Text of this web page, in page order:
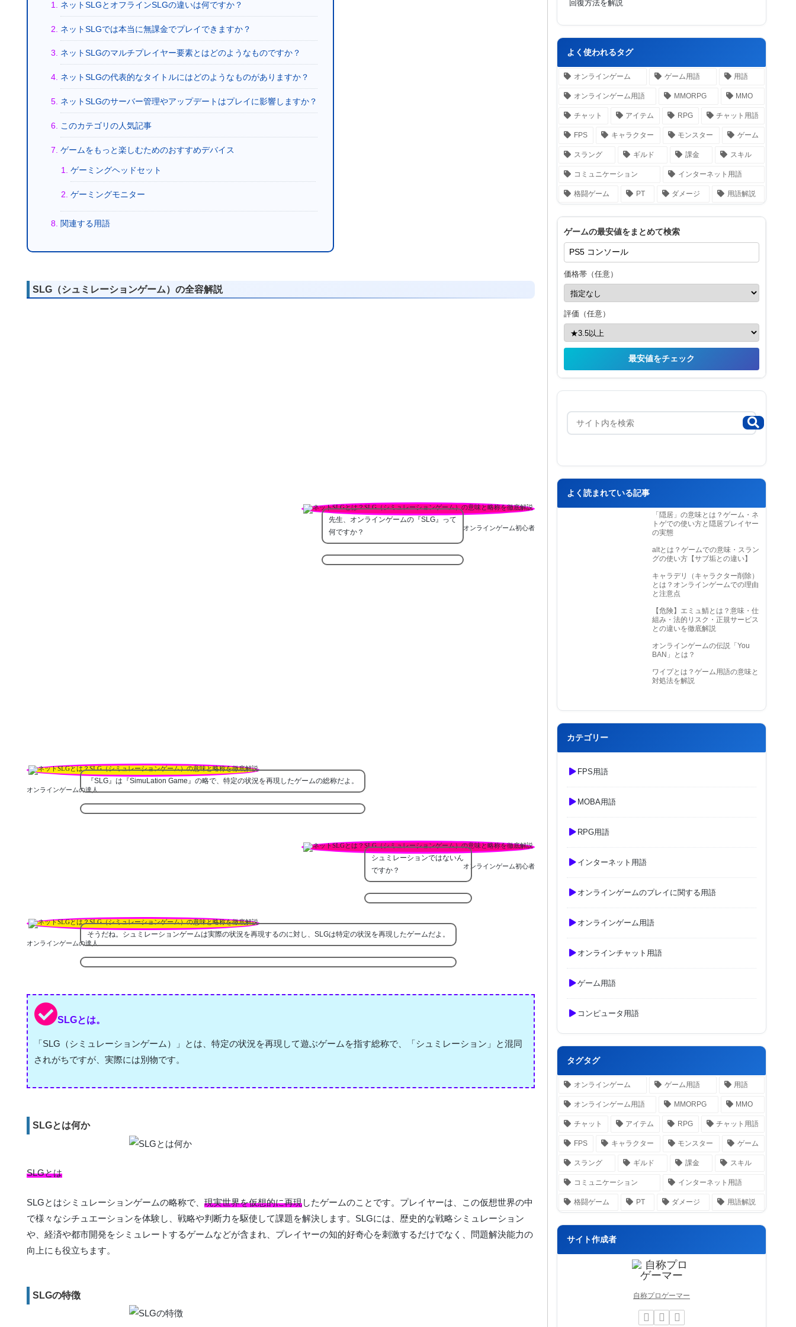
ネットSLGとオフラインSLGの違いは何ですか？
ネットSLGでは本当に無課金でプレイできますか？
ネットSLGのマルチプレイヤー要素とはどのようなものですか？
ネットSLGの代表的なタイトルにはどのようなものがありますか？
ネットSLGのサーバー管理やアップデートはプレイに影響しますか？
このカテゴリの人気記事
ゲームをもっと楽しむためのおすすめデバイス
ゲーミングヘッドセット
ゲーミングモニター
関連する用語
SLG（シュミレーションゲーム）の全容解説
オンラインゲーム初心者
先生、オンラインゲームの『SLG』って
何ですか？
オンラインゲームの達人
『SLG』は『SimuLation Game』の略で、特定の状況を再現したゲームの総称だよ。
オンラインゲーム初心者
シュミレーションではないん
ですか？
オンラインゲームの達人
そうだね。シュミレーションゲームは実際の状況を再現するのに対し、SLGは特定の状況を再現したゲームだよ。
SLGとは。
「SLG（シミュレーションゲーム）」とは、特定の状況を再現して遊ぶゲームを指す総称で、「シュミレーション」と混同
されがちですが、実際には別物です。
SLGとは何か
SLGとは
SLGとはシミュレーションゲームの略称で、 現実世界を仮想的に再現したゲームのことです。プレイヤーは、この仮想世界の中
で様々なシチュエーションを体験し、戦略や判断力を駆使して課題を解決します。SLGには、歴史的な戦略シミュレーション
や、経済や都市開発をシミュレートするゲームなどが含まれ、プレイヤーの知的好奇心を刺激するだけでなく、問題解決能力の
向上にも役立ちます。
SLGの特徴
回復方法を解説
よく使われるタグ
オンラインゲーム ゲーム用語 用語
オンラインゲーム用語 MMORPG MMO
チャット アイテム RPG チャット用語
FPS キャラクター モンスター ゲーム
スラング ギルド 課金 スキル
コミュニケーション インターネット用語
格闘ゲーム PT ダメージ 用語解説
ゲームの最安値をまとめて検索
価格帯（任意）
評価（任意）
最安値をチェック
よく読まれている記事
「隠居」の意味とは？ゲーム・ネ
トゲでの使い方と隠居プレイヤー
の実態
altとは？ゲームでの意味・スラン
グの使い方【サブ垢との違い】
キャラデリ（キャラクター削除）
とは？オンラインゲームでの理由
と注意点
【危険】エミュ鯖とは？意味・仕
組み・法的リスク・正規サービス
との違いを徹底解説
オンラインゲームの伝説「You
BAN」とは？
ワイプとは？ゲーム用語の意味と
対処法を解説
カテゴリー
FPS用語
MOBA用語
RPG用語
インターネット用語
オンラインゲームのプレイに関する用語
オンラインゲーム用語
オンラインチャット用語
ゲーム用語
コンピュータ用語
タグタグ
オンラインゲーム ゲーム用語 用語
オンラインゲーム用語 MMORPG MMO
チャット アイテム RPG チャット用語
FPS キャラクター モンスター ゲーム
スラング ギルド 課金 スキル
コミュニケーション インターネット用語
格闘ゲーム PT ダメージ 用語解説
サイト作成者
自称プロゲーマー